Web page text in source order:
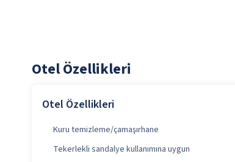
Otel Özellikleri
Otel Özellikleri
Kuru temizleme/çamaşırhane
Tekerlekli sandalye kullanımına uygun